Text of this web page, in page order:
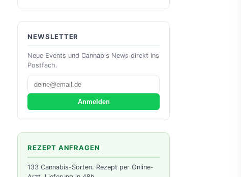
NEWSLETTER
Neue Events und Cannabis News direkt ins
Postfach.
Anmelden
REZEPT ANFRAGEN
133 Cannabis-Sorten. Rezept per Online-